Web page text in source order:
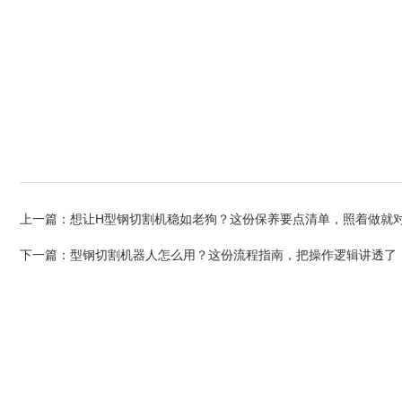
上一篇： 想让H型钢切割机稳如老狗？这份保养要点清单，照着做就
下一篇： 型钢切割机器人怎么用？这份流程指南，把操作逻辑讲透了